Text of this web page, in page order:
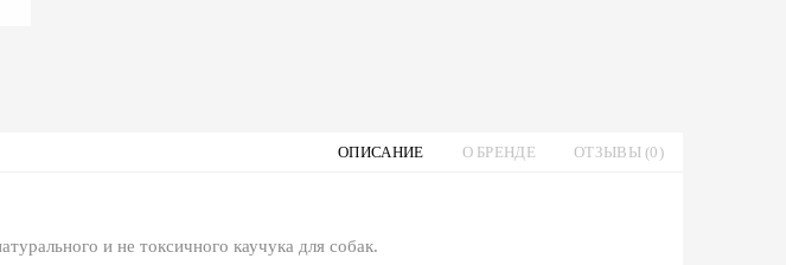
ОПИСАНИЕ О БРЕНДЕ ОТЗЫВЫ (0)
и не токсичного каучука для собак.